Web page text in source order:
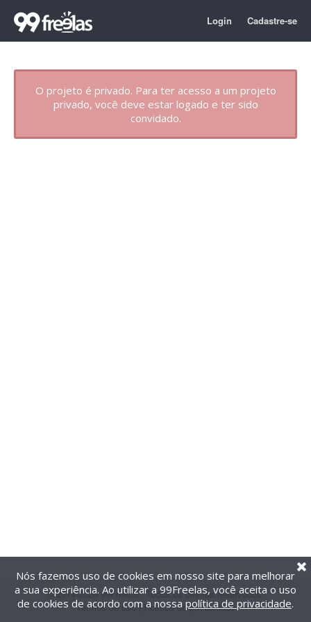
Login Cadastre-se
O projeto é privado. Para ter acesso a um projeto
privado, você deve estar logado e ter sido
convidado.
@2014-2026 99Freelas. Todos os direitos reservados.
Termos de uso| Política de privacidade
Nós fazemos uso de cookies em nosso site para melhorar
a sua experiência. Ao utilizar a 99Freelas, você aceita o uso
de cookies de acordo com a nossa política de privacidade.